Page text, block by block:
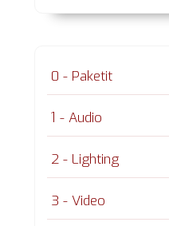
0 - Paketit
1 - Audio
2 - Lighting
3 - Video